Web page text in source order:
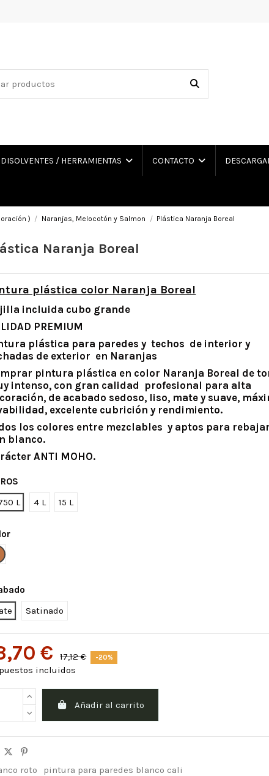
DISOLVENTES / HERRAMIENTAS CONTACTO
) Naranjas, Melocotón y Salmon Plástica Naranja Boreal
Naranja Boreal
plástica color Naranja Boreal
incluida cubo grande
PREMIUM
plástica para paredes y techos de interior y
de exterior en Naranjas
pintura plástica en color Naranja Boreal de
intenso, con gran calidad profesional para alta
de acabado sedoso, liso, mate y suave,
excelente cubrición y rendimiento.
los colores entre mezclables y aptos para
blanco.
ANTI MOHO.
L
4 L 15 L
Naranja Boreal
Satinado
€ 17,12 € -20%
incluidos
Añadir al carrito
roto pintura para paredes blanco cali